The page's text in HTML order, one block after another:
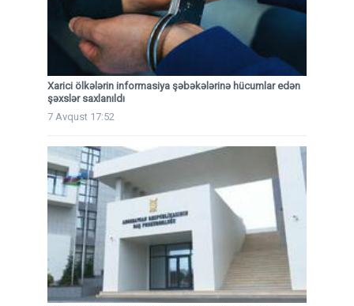
Xarici ölkələrin informasiya şəbəkələrinə hücumlar edən
şəxslər saxlanıldı
7 Avqust 17:52